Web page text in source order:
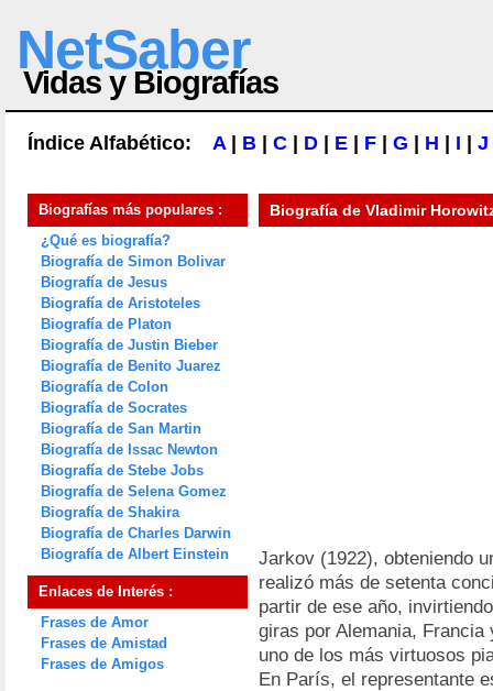
NetSaber
Vidas y Biografías
Índice Alfabético: A| B C D E F G H I J
Biografías más populares :
¿Qué es biografía?
Biografía de Simon Bolivar
Biografía de Jesus
Biografía de Aristoteles
Biografía de Platon
Biografía de Justin Bieber
Biografía de Benito Juarez
Biografía de Colon
Biografía de Socrates
Biografía de San Martin
Biografía de Issac Newton
Biografía de Stebe Jobs
Biografía de Selena Gomez
Biografía de Shakira
Biografía de Charles Darwin
Biografía de Albert Einstein
Enlaces de Interés :
Frases de Amor
Frases de Amistad
Frases de Amigos
Biografía de Vladimir
Jarkov (1922), obteniendo
realizó más de setenta
partir de ese año,
giras por Alemania,
uno de los más virtuosos
En París, el representante